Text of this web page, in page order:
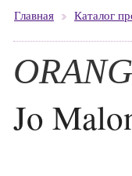
Главная Каталог
Jo